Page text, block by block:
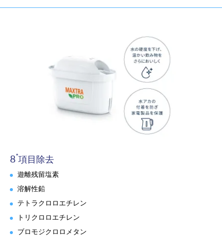
8*項目除去
遊離残留塩素
溶解性鉛
テトラクロロエチレン
トリクロロエチレン
ブロモジクロロメタン